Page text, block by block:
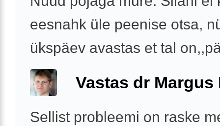
eesnahk üle peenise otsa,
ükspäev avastas et tal
Vastas dr Margus
Sellist probleemi on raske